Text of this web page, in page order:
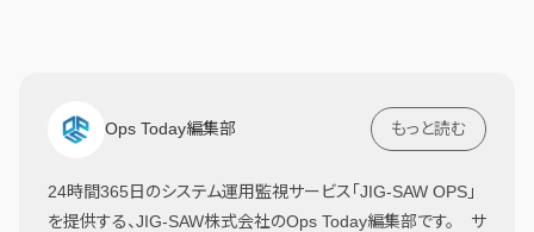
Ops Today編集部 もっと読む
24時間365日のシステム運用監視サービス「JIG-SAW OPS」
を提供する、JIG-SAW株式会社のOps Today編集部です。 サ